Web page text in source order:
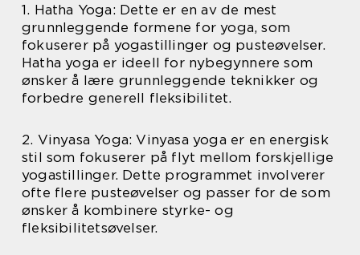
1. Hatha Yoga: Dette er en av de mest
grunnleggende formene for yoga, som
fokuserer på yogastillinger og pusteøvelser.
Hatha yoga er ideell for nybegynnere som
ønsker å lære grunnleggende teknikker og
forbedre generell fleksibilitet.
2. Vinyasa Yoga: Vinyasa yoga er en energisk
stil som fokuserer på flyt mellom forskjellige
yogastillinger. Dette programmet involverer
ofte flere pusteøvelser og passer for de som
ønsker å kombinere styrke- og
fleksibilitetsøvelser.